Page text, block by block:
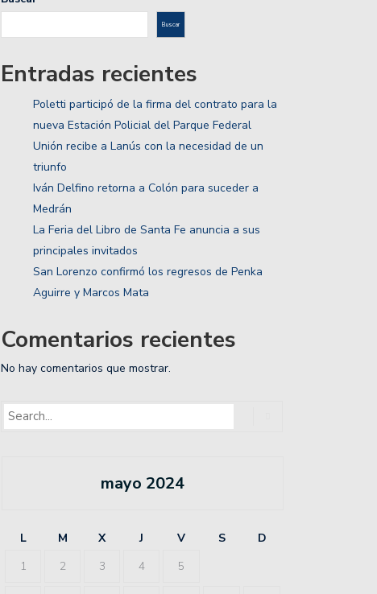
Buscar
Entradas recientes
Poletti participó de la firma del contrato para la
nueva Estación Policial del Parque Federal
Unión recibe a Lanús con la necesidad de un
triunfo
Iván Delfino retorna a Colón para suceder a
Medrán
La Feria del Libro de Santa Fe anuncia a sus
principales invitados
San Lorenzo confirmó los regresos de Penka
Aguirre y Marcos Mata
Comentarios recientes
No hay comentarios que mostrar.
mayo 2024
L M X J V S
D
1
2 3 4 5